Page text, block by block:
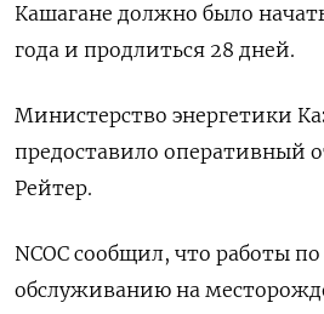
Кашагане должно было
года и продлиться 28 дней.
Министерство энергетики
предоставило оперативный
Рейтер.
NCOC сообщил, что работы
обслуживанию на